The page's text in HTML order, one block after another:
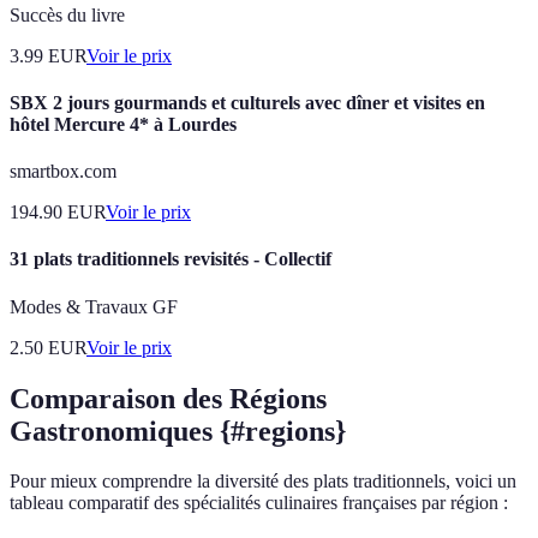
Succès du livre
3.99 EURVoir le prix
SBX 2 jours gourmands et culturels avec dîner et visites en
hôtel Mercure 4* à Lourdes
smartbox.com
194.90 EURVoir le prix
31 plats traditionnels revisités - Collectif
Modes & Travaux GF
2.50 EURVoir le prix
Comparaison des Régions
Gastronomiques {#regions}
Pour mieux comprendre la diversité des plats traditionnels, voici un
tableau comparatif des spécialités culinaires françaises par région :